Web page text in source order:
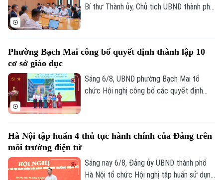
Chuyên mục
Thời sự
Hà Nội
Hà Nội
Bí thư Thành ủy, Chủ tịch UBND thành phố
đang triển khai và định hướng mở rộng
Phường Bạch Mai công bố quyết định thành lập 10
cơ sở giáo dục
Sáng 6/8, UBND phường Bạch Mai tổ
chức Hội nghị công bố các quyết định
sở công lập trên địa bàn.
Hà Nội tập huấn 4 thủ tục hành chính của Đảng trên
môi trường điện tử
Sáng nay 6/8, Đảng ủy UBND thành phố
Hà Nội tổ chức Hội nghị tập huấn sử dụng